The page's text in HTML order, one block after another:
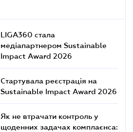
LIGA360 стала
медіапартнером Sustainable
Impact Award 2026
Стартувала реєстрація на
Sustainable Impact Award 2026
Як не втрачати контроль у
щоденних задачах комплаєнса: